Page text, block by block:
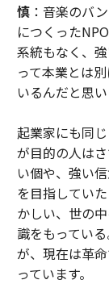
慎：音楽のバ
につくった
系統もなく、
って本業とは
いるんだと思い
起業家にも同
が目的の人は
い個や、強い
を目指してい
かしい、世の
識をもってい
が、現在は革
っています。